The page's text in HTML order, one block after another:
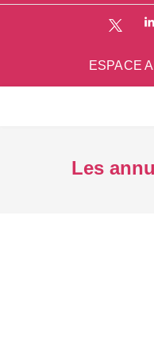
ESPACE
Les